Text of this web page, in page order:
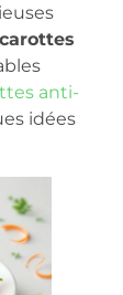
anti-
idées